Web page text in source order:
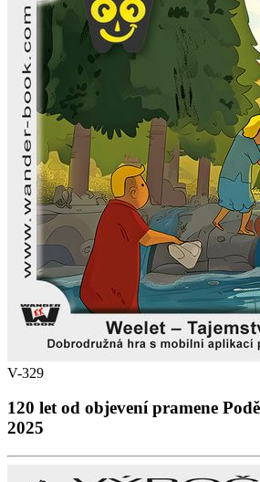
V-329
120 let od objevení pramene
2025